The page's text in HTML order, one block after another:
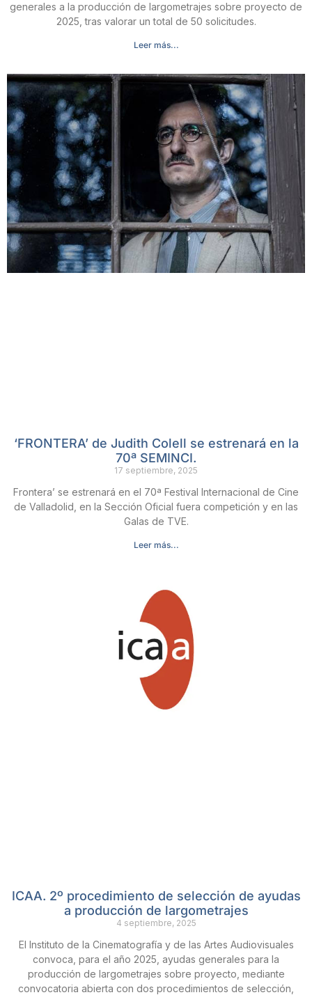
generales a la producción de largometrajes sobre proyecto de
2025, tras valorar un total de 50 solicitudes.
Leer más...
‘FRONTERA’ de Judith Colell se estrenará en la
70ª SEMINCI.
17 septiembre, 2025
Frontera’ se estrenará en el 70ª Festival Internacional de Cine
de Valladolid, en la Sección Oficial fuera competición y en las
Galas de TVE.
Leer más...
ICAA. 2º procedimiento de selección de ayudas
a producción de largometrajes
4 septiembre, 2025
El Instituto de la Cinematografía y de las Artes Audiovisuales
convoca, para el año 2025, ayudas generales para la
producción de largometrajes sobre proyecto, mediante
convocatoria abierta con dos procedimientos de selección,